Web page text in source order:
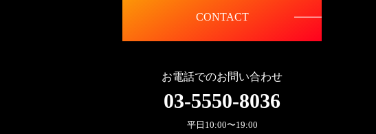
CONTACT
お電話でのお問い合わせ
03-5550-8036
平日10:00〜19:00